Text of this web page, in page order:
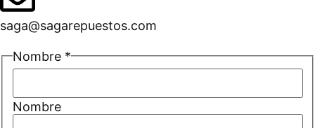
saga@sagarepuestos.com
Nombre *
Nombre